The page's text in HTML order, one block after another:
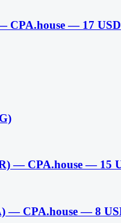
CPA.house — 17 USD
— CPA.house — 15
— CPA.house — 8